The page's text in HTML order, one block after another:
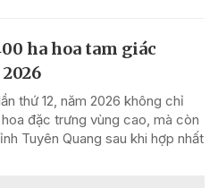
ha hoa tam giác
thứ 12, năm 2026 không chỉ
đặc trưng vùng cao, mà còn
Tuyên Quang sau khi hợp nhất